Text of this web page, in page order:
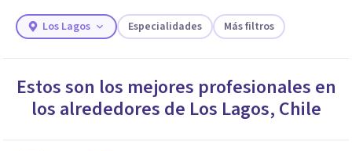
ENCONTRAR MI TERAPEUTA
¿Necesitas ayuda para encontrar el
Los Lagos Especialidades Más filtros
Estos son los mejores profesionales en
los alrededores de Los Lagos, Chile